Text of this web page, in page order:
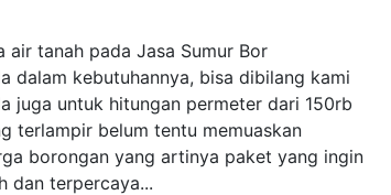
air tanah pada Jasa Sumur Bor
dalam kebutuhannya, bisa dibilang kami
juga untuk hitungan permeter dari 150rb
terlampir belum tentu memuaskan
borongan yang artinya paket yang ingin
dan terpercaya...